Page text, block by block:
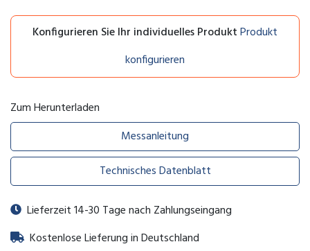
Konfigurieren Sie Ihr individuelles ProduktProdukt
konfigurieren
Zum Herunterladen
Messanleitung
Technisches Datenblatt
Lieferzeit 14-30 Tage nach Zahlungseingang
Kostenlose Lieferung in Deutschland